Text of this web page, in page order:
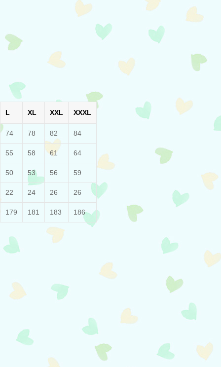
L XL XXL XXXL
74 78 82 84
55 58 61 64
50 53 56 59
22 24 26 26
179 181 183 186